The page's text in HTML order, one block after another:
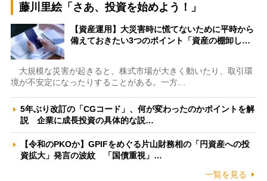
藤川里絵「さあ、投資を始めよう！」
【資産運用】大災害時に慌てないために平時から
備えておきたい3つのポイント「資産の棚卸し…
大規模な災害が起きると、株式市場が大きく動いたり、取引環
境が不安定になったりすることがある。一方…
5年ぶり改訂の「CGコード」、何が変わったのかポイントを解
説 企業に成長投資の具体的な説…
【令和のPKOか】GPIFをめぐる片山財務相の「円資産への投
資拡大」発言の波紋 「国債重視」…
一覧を見る